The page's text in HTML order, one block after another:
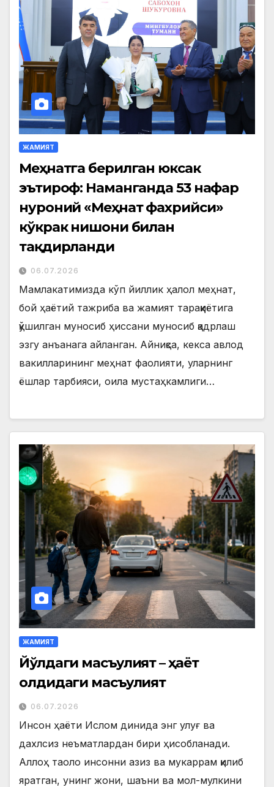
ЖАМИЯТ
Меҳнатга берилган юксак
эътироф: Наманганда 53 нафар
нуроний «Меҳнат фахрийси»
кўкрак нишони билан
тақдирланди
06.07.2026
Мамлакатимизда кўп йиллик ҳалол меҳнат,
бой ҳаётий тажриба ва жамият тараққиётига
қўшилган муносиб ҳиссани муносиб қадрлаш
эзгу анъанага айланган. Айниқса, кекса авлод
вакилларининг меҳнат фаолияти, уларнинг
ёшлар тарбияси, оила мустаҳкамлиги…
ЖАМИЯТ
Йўлдаги масъулият – ҳаёт
олдидаги масъулият
06.07.2026
Инсон ҳаёти Ислом динида энг улуғ ва
дахлсиз неъматлардан бири ҳисобланади.
Аллоҳ таоло инсонни азиз ва мукаррам қилиб
яратган, унинг жони, шаъни ва мол-мулкини